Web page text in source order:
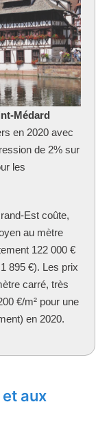
Médard
en 2020 avec
de 2% sur
les
Est coûte,
au mètre
122 000 €
895 €). Les prix
carré, très
€/m² pour une
en 2020.
aux